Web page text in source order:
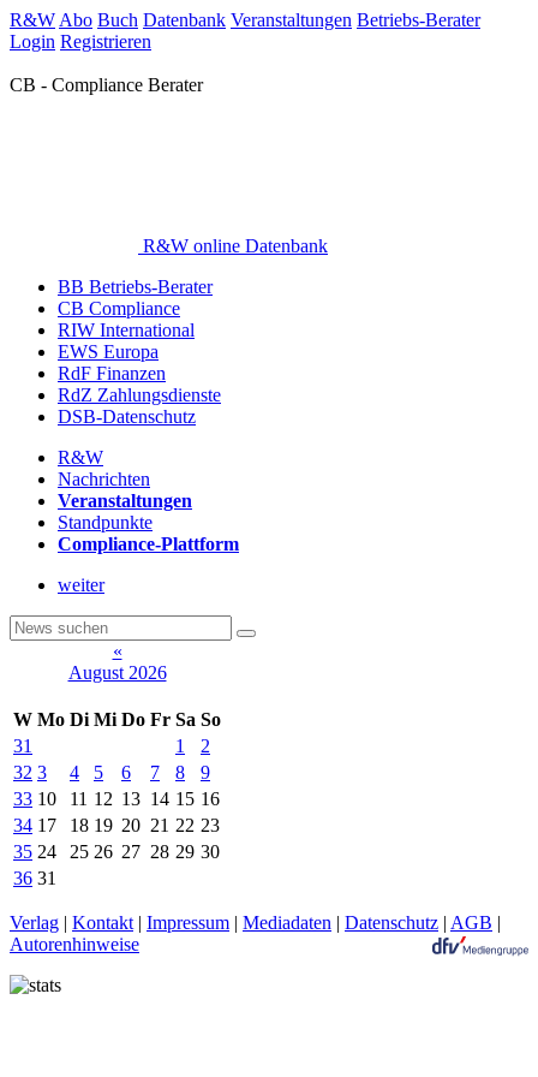
R&W Abo Buch Datenbank Veranstaltungen Betriebs-Berater
Login Registrieren
CB - Compliance Berater
R&W online Datenbank
BB Betriebs-Berater
CB Compliance
RIW International
EWS Europa
RdF Finanzen
RdZ Zahlungsdienste
DSB-Datenschutz
R&W
Nachrichten
Veranstaltungen
Standpunkte
Compliance-Plattform
weiter
«
August 2026
W Mo Di Mi Do Fr Sa So
31
1
2
32 3 4 5 6 7 8
9
33 10 11 12 13 14 15 16
34 17 18 19 20 21 22 23
35 24 25 26 27 28 29 30
36 31
Verlag | Kontakt | Impressum | Mediadaten | Datenschutz | AGB |
Autorenhinweise